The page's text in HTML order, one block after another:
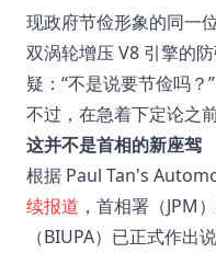
现政府节俭形象的同一
双涡轮增压 V8 引擎的
疑：“不是说要节俭吗？”
不过，在急着下定论之
这并不是首相的新座驾
根据 Paul Tan's
续报道 ，首相署（JPM
（BIUPA）已正式作出